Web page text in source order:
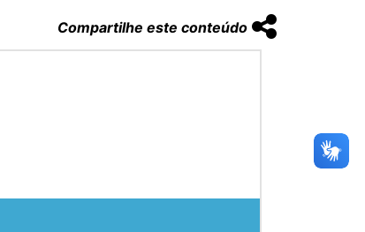
Compartilhe este conteúdo